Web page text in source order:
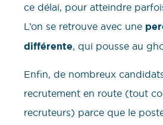
ce délai, pour atteindre
L’on se retrouve avec une
différente, qui pousse au
Enfin, de nombreux
recrutement en route (tout
recruteurs) parce que le